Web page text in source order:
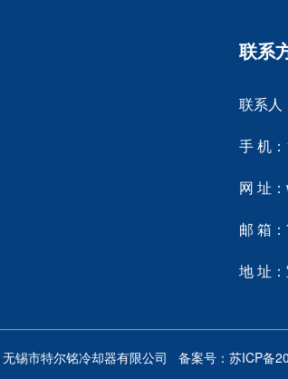
联系
联系人
手 机
网 址
邮 箱
地 址
锡市特尔铭冷却器有限公司 备案号： 苏ICP备